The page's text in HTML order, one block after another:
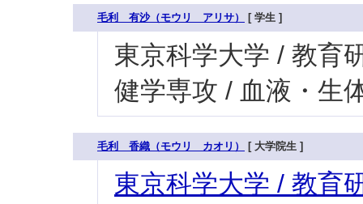
毛利 有沙（モウリ アリサ） [ 学生 ]
東京科学大学 / 教育
健学専攻 / 血液・生
毛利 香織（モウリ カオリ） [ 大学院生 ]
東京科学大学 / 教育